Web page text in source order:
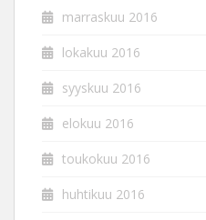
marraskuu 2016
lokakuu 2016
syyskuu 2016
elokuu 2016
toukokuu 2016
huhtikuu 2016